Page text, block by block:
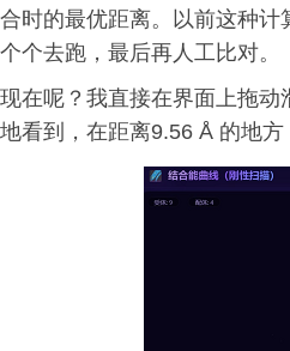
合时的最优距离。以前这种
个个去跑，最后再人工比对。
现在呢？我直接在界面上拖
地看到，在距离9.56 Å 的地